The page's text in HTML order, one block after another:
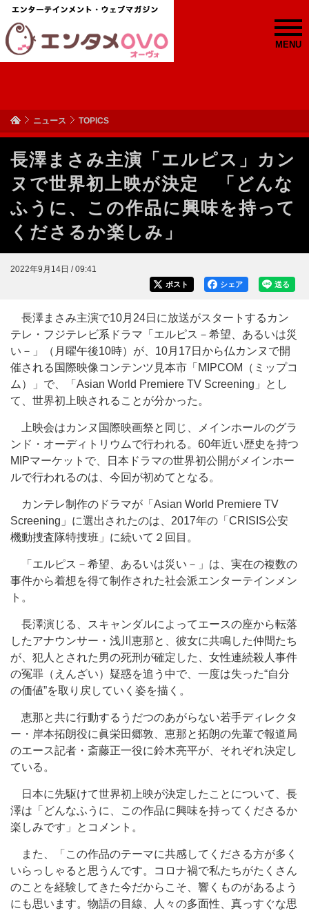
MENU
ニュース TOPICS
長澤まさみ主演「エルピス」カン
ヌで世界初上映が決定 「どんな
ふうに、この作品に興味を持って
くださるか楽しみ」
2022年9月14日 / 09:41
送る
シェア
ポスト
長澤まさみ主演で10月24日に放送がスタートするカン
テレ・フジテレビ系ドラマ「エルピス－希望、あるいは災
い－」（月曜午後10時）が、10月17日から仏カンヌで開
催される国際映像コンテンツ見本市「MIPCOM（ミップコ
ム）」で、「Asian World Premiere TV Screening」とし
て、世界初上映されることが分かった。
上映会はカンヌ国際映画祭と同じ、メインホールのグラ
ンド・オーディトリウムで行われる。60年近い歴史を持つ
MIPマーケットで、日本ドラマの世界初公開がメインホー
ルで行われるのは、今回が初めてとなる。
カンテレ制作のドラマが「Asian World Premiere TV
Screening」に選出されたのは、2017年の「CRISIS公安
機動捜査隊特捜班」に続いて２回目。
「エルピス－希望、あるいは災い－」は、実在の複数の
事件から着想を得て制作された社会派エンターテインメン
ト。
長澤演じる、スキャンダルによってエースの座から転落
したアナウンサー・浅川恵那と、彼女に共鳴した仲間たち
が、犯人とされた男の死刑が確定した、女性連続殺人事件
の冤罪（えんざい）疑惑を追う中で、一度は失った“自分
の価値”を取り戻していく姿を描く。
恵那と共に行動するうだつのあがらない若手ディレクタ
ー・岸本拓朗役に眞栄田郷敦、恵那と拓朗の先輩で報道局
のエース記者・斎藤正一役に鈴木亮平が、それぞれ決定し
ている。
日本に先駆けて世界初上映が決定したことについて、長
澤は「どんなふうに、この作品に興味を持ってくださるか
楽しみです」とコメント。
また、「この作品のテーマに共感してくださる方が多く
いらっしゃると思うんです。コロナ禍で私たちがたくさん
のことを経験してきた今だからこそ、響くものがあるよう
にも思います。物語の目線、人々の多面性、真っすぐな思